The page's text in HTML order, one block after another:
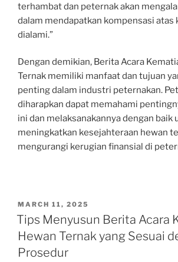
terhambat dan peternak akan
dalam mendapatkan kompensasi atas
dialami.”
Dengan demikian, Berita Acara
Ternak memiliki manfaat dan tujuan
penting dalam industri peternakan.
diharapkan dapat memahami
ini dan melaksanakannya dengan baik
meningkatkan kesejahteraan hewan
mengurangi kerugian finansial di
POSTED
ON
MARCH 11, 2025
Tips Menyusun Berita Acara
Hewan Ternak yang Sesuai
Prosedur